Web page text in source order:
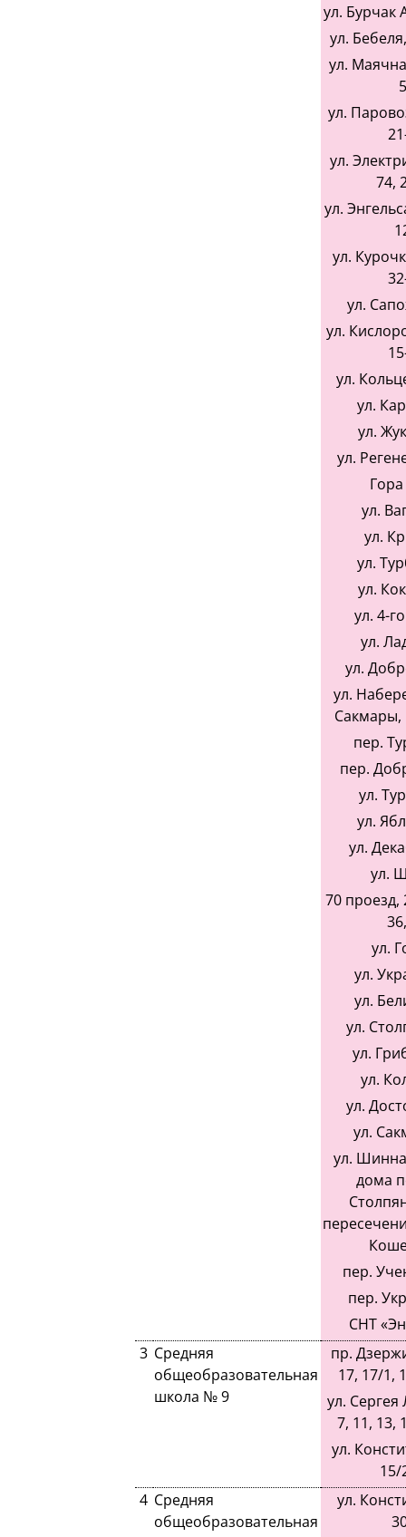
ул. Бурчак
ул.
ул.
ул.
ул.
74,
ул.
ул.
ул.
ул.
ул.
ул.
ул.
ул.
ул.
ул.
ул.
ул.
ул. 4-
ул.
ул.
ул.
Сакмары,
пер.
пер.
ул.
ул.
ул.
ул.
70 проезд,
ул.
ул.
ул.
ул.
ул.
ул.
ул.
ул.
ул.
дома
пер.
пер.
СНТ
3 Средняя
общеобразовательная
школа № 9
пр.
17, 17/1,
ул.
7, 11, 13,
ул.
15/
4 Средняя
общеобразовательная
ул.